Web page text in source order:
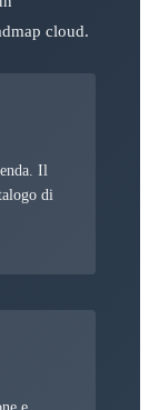
cloud.
Il
di